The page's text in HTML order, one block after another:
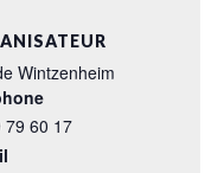
Wintzenheim
79 60 17